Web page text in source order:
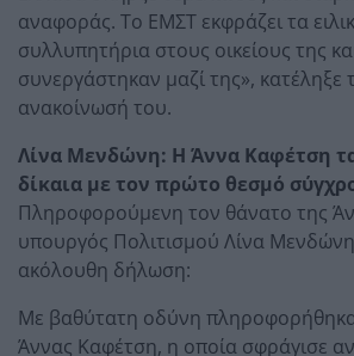
αναφοράς. Το ΕΜΣΤ εκφράζει τα
συλλυπητήρια στους οικείους της
συνεργάστηκαν μαζί της», κατέληξε
ανακοίνωσή του.
Λίνα Μενδώνη: Η Άννα Καφέτση
δίκαια με τον πρώτο θεσμό
Πληροφορούμενη τον θάνατο της
υπουργός Πολιτισμού Λίνα
ακόλουθη δήλωση:
Με βαθύτατη οδύνη
Άννας Καφέτση, η οποία σφράγισε